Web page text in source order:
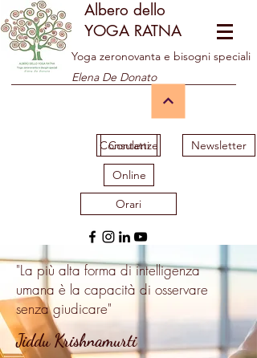
Yoga zeronovanta e bisogni speciali
Elena De Donato
Albero dello
YOGA RATNA
Contatti
Consulenze Newsletter
Online
Orari
"La più alta forma di intelligenza
umana è la capacità di osservare
senza giudicare"
Jiddu Krishnamurti